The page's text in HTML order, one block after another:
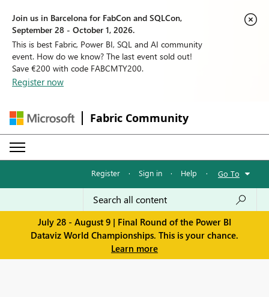
Join us in Barcelona for FabCon and SQLCon,
September 28 - October 1, 2026.
This is best Fabric, Power BI, SQL and AI community
event. How do we know? The last event sold out!
Save €200 with code FABCMTY200.
Register now
Fabric Community
Register · Sign in · Help · Go To
July 28 - August 9 | Final Round of the Power BI
Dataviz World Championships. This is your chance.
Learn more